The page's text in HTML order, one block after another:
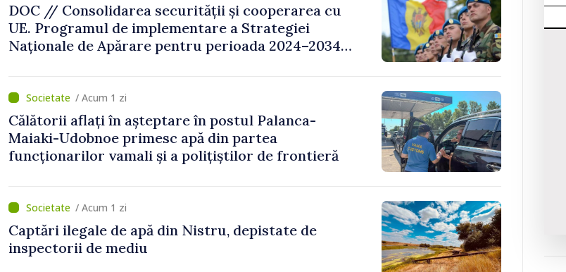
DOC // Consolidarea securității și cooperarea cu
UE. Programul de implementare a Strategiei
Naționale de Apărare pentru perioada 2024–2034,
/ Acum 1 zi
Călătorii aflați în așteptare în postul Palanca-
Maiaki-Udobnoe primesc apă din partea
funcționarilor vamali și a polițiștilor de frontieră
/ Acum 1 zi
Captări ilegale de apă din Nistru, depistate de
inspectorii de mediu